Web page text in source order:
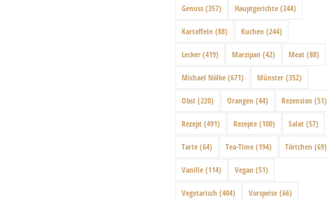
Genuss (357) Hauptgerichte (244)
Kartoffeln (88) Kuchen (244)
Lecker (419) Marzipan (42) Meat (88)
Michael Nölke (671) Münster (352)
Obst (220) Orangen (44) Rezension (51)
Rezept (491) Rezepte (100) Salat (57)
Tarte (64) Tea-Time (194) Törtchen (69)
Vanille (114) Vegan (51)
Vegetarisch (404) Vorspeise (66)